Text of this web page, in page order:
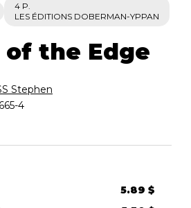
4 P.
LES ÉDITIONS DOBERMAN-YPPAN
of the Edge
Stephen
4
5.89 $